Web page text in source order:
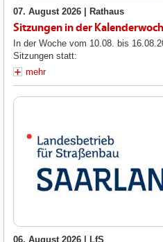
07. August 2026 | Rathaus
Sitzungen in der
In der Woche vom 10.08. bis
Sitzungen statt:
mehr
06. August 2026 | LfS